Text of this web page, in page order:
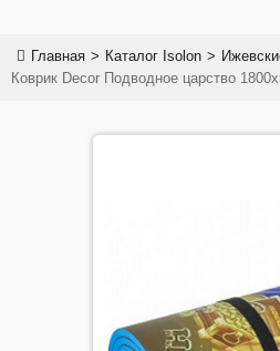
✅Лист полимерный Isolon
✅Плитка "Садовая дорожка"
Главная > Каталог Isolon >
Коврик Decor Подводное царство